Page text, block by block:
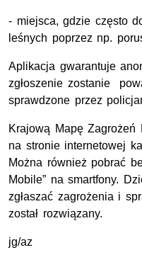
- miejsca, gdzie często
leśnych poprzez np.
Aplikacja gwarantuje
zgłoszenie zostanie
sprawdzone przez
Krajową Mapę Zagrożeń
na stronie internetowej
Można również pobrać
Mobile” na smartfony.
zgłaszać zagrożenia i
został rozwiązany.
jg/az